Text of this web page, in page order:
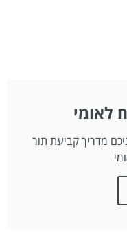
לאומי
מדריך קביעת תור